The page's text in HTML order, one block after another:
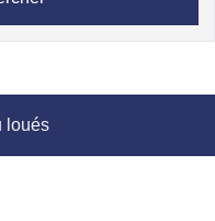
loués